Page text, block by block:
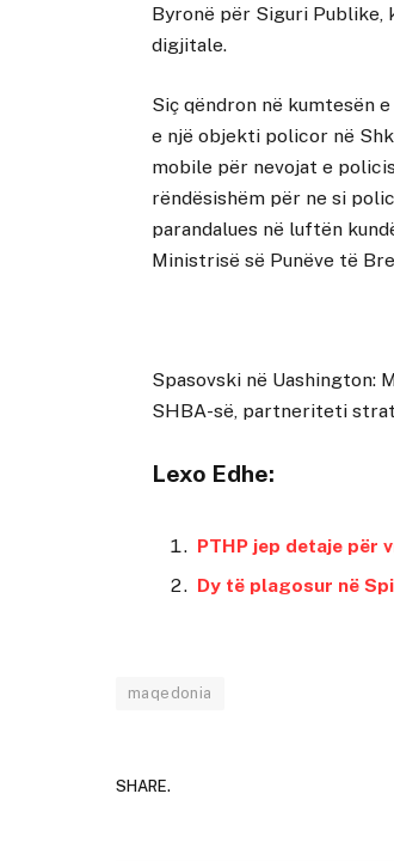
Byronë për Siguri Publike,
digjitale.
Siç qëndron në kumtesën
e një objekti policor në
mobile për nevojat e
rëndësishëm për ne si
parandalues ​​në luftën
Ministrisë së Punëve të
Spasovski në Uashington:
SHBA-së, partneriteti
Lexo Edhe:
PTHP jep detaje për
Dy të plagosur në
maqedonia
SHARE.